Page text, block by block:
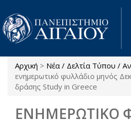
Παράκαμψη προς το κυρίως
Είστε εδώ
Αρχική > Νέα / Δελτία Τύπου /
ενημερωτικό φυλλάδιο μηνός
δράσης Study in Greece
ΕΝΗΜΕΡΩΤΙΚΟ